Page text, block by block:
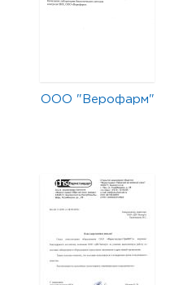
ООО "Верофарм"